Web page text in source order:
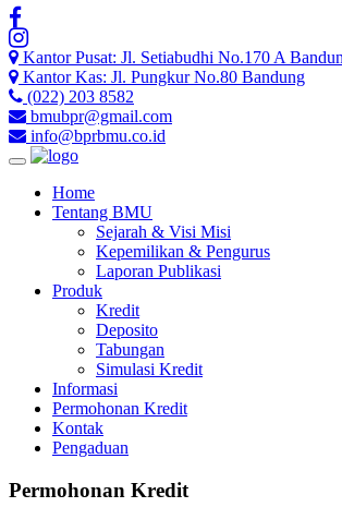
Kantor Pusat: Jl. Setiabudhi No.170 A
Kantor Kas: Jl. Pungkur No.80 Bandung
(022) 203 8582
bmubpr@gmail.com
info@bprbmu.co.id
Toggle
navigationHome
Tentang BMU
Sejarah & Visi Misi
Kepemilikan & Pengurus
Laporan Publikasi
Produk
Kredit
Deposito
Tabungan
Simulasi Kredit
Informasi
Permohonan Kredit
Kontak
Pengaduan
Permohonan Kredit